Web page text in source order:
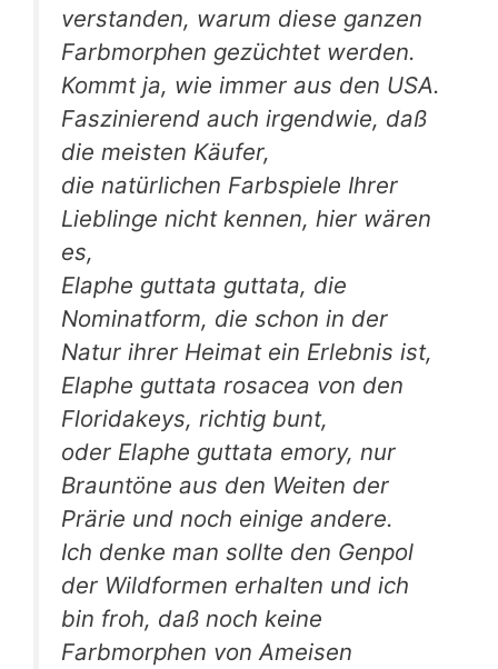
verstanden, warum diese ganzen
Farbmorphen gezüchtet werden.
Kommt ja, wie immer aus den USA.
Faszinierend auch irgendwie, daß
die meisten Käufer,
die natürlichen Farbspiele Ihrer
Lieblinge nicht kennen, hier wären
es,
Elaphe guttata guttata, die
Nominatform, die schon in der
Natur ihrer Heimat ein Erlebnis ist,
Elaphe guttata rosacea von den
Floridakeys, richtig bunt,
oder Elaphe guttata emory, nur
Brauntöne aus den Weiten der
Prärie und noch einige andere.
Ich denke man sollte den Genpol
der Wildformen erhalten und ich
bin froh, daß noch keine
Farbmorphen von Ameisen